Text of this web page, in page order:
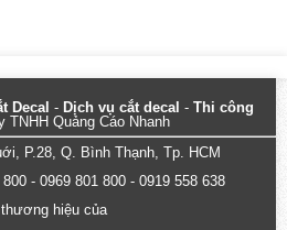
Decal - Dịch vụ cắt decal - Thi công
TNHH Quảng Cáo Nhanh
P.28, Q. Bình Thạnh, Tp. HCM
- 0969 801 800 - 0919 558 638
hiệu của